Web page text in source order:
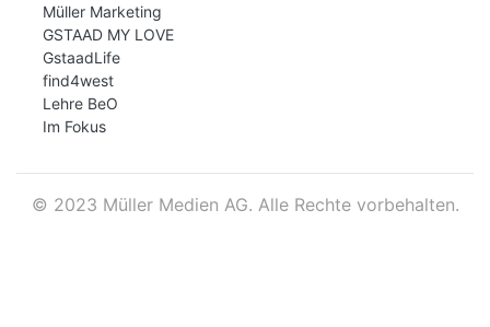
Müller Marketing
GSTAAD MY LOVE
GstaadLife
find4west
Lehre BeO
Im Fokus
© 2023 Müller Medien AG. Alle Rechte vorbehalten.